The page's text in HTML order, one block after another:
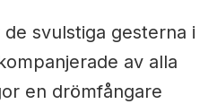
svulstiga gesterna i
av alla
en drömfångare